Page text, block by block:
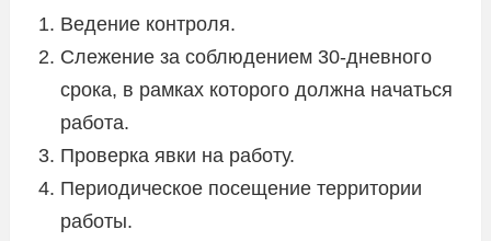
Ведение контроля.
Слежение за соблюдением 30-дневного
срока, в рамках которого должна начаться
работа.
Проверка явки на работу.
Периодическое посещение территории
работы.